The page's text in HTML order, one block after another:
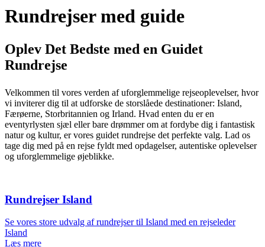
Rundrejser med guide
Oplev Det Bedste med en Guidet
Rundrejse
Velkommen til vores verden af uforglemmelige rejseoplevelser, hvor
vi inviterer dig til at udforske de storslåede destinationer: Island,
Færøerne, Storbritannien og Irland. Hvad enten du er en
eventyrlysten sjæl eller bare drømmer om at fordybe dig i fantastisk
natur og kultur, er vores guidet rundrejse det perfekte valg. Lad os
tage dig med på en rejse fyldt med opdagelser, autentiske oplevelser
og uforglemmelige øjeblikke.
Rundrejser Island
Se vores store udvalg af rundrejser til Island med en rejseleder
Island
Læs mere